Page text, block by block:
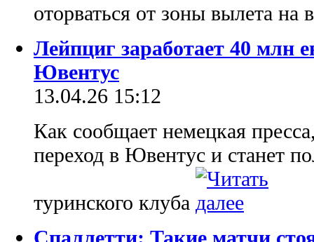
оторваться от зоны вылета на
Лейпциг заработает 40 млн
Ювентус
13.04.26 15:12
Как сообщает немецкая
переход в Ювентус и станет
туринского клуба
Спаллетти: Такие матчи